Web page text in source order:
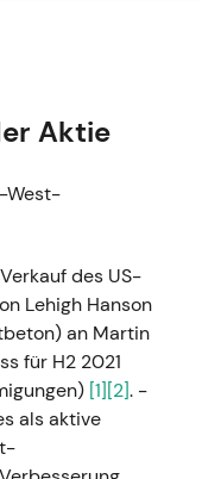
Aktie
West-
des US-
Lehigh Hanson
an Martin
für H2 2021
[1][2]. -
als aktive